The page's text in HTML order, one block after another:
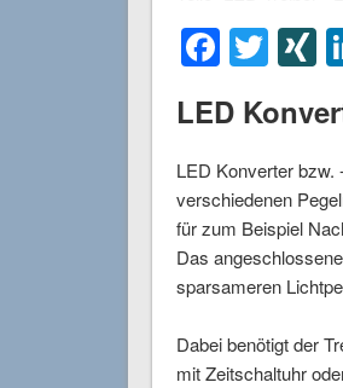
LED
LED Konverter
verschiedenen
für zum Beispiel
Das
sparsameren
Dabei benötigt der
mit Zeitschaltuhr